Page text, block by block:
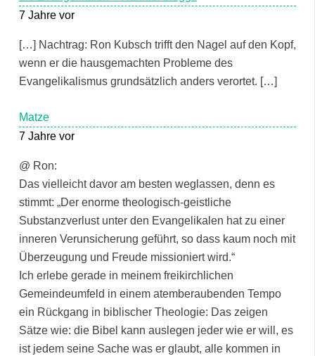
7 Jahre vor
[…] Nachtrag: Ron Kubsch trifft den Nagel auf den Kopf,
wenn er die hausgemachten Probleme des
Evangelikalismus grundsätzlich anders verortet. […]
Matze
7 Jahre vor
@ Ron:
Das vielleicht davor am besten weglassen, denn es
stimmt: „Der enorme theologisch-geistliche
Substanzverlust unter den Evangelikalen hat zu einer
inneren Verunsicherung geführt, so dass kaum noch mit
Überzeugung und Freude missioniert wird.“
Ich erlebe gerade in meinem freikirchlichen
Gemeindeumfeld in einem atemberaubenden Tempo
ein Rückgang in biblischer Theologie: Das zeigen
Sätze wie: die Bibel kann auslegen jeder wie er will, es
ist jedem seine Sache was er glaubt, alle kommen in